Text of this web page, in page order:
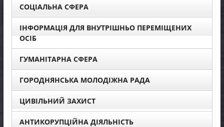
СОЦІАЛЬНА СФЕРА
ІНФОРМАЦІЯ ДЛЯ ВНУТРІШНЬО ПЕРЕМІЩЕНИХ
ОСІБ
ГУМАНІТАРНА СФЕРА
ГОРОДНЯНСЬКА МОЛОДІЖНА РАДА
ЦИВІЛЬНИЙ ЗАХИСТ
АНТИКОРУПЦІЙНА ДІЯЛЬНІСТЬ